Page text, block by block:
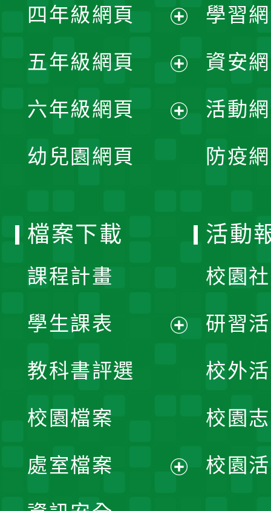
單
選
單
開
選
單
四年級網頁
開
選
五年級網頁
開
六年級網頁
幼兒園網頁
學習
資安
活動
防疫
檔案下載
課程計畫
學生課表
單
教科書評選
校園檔案
處室檔案
活動
校園
研習
校外
校園
校園